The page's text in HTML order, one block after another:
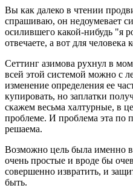
Вы как далеко в чтении
спрашиваю, он недоумевает
осилившего какой-нибудь "я
отвечаете, а вот для
Сеттинг азимова рухнул в
всей этой системой можно с
изменение определения ее
купировать, но заплатки
скажем весьма халтурные, в
проблеме. И проблема эта по
решаема.
Возможно цель была именно
очень простые и вроде бы
совершенно извратить, и
быть.